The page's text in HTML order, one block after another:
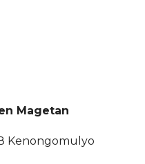
Magetan
Kenongomulyo